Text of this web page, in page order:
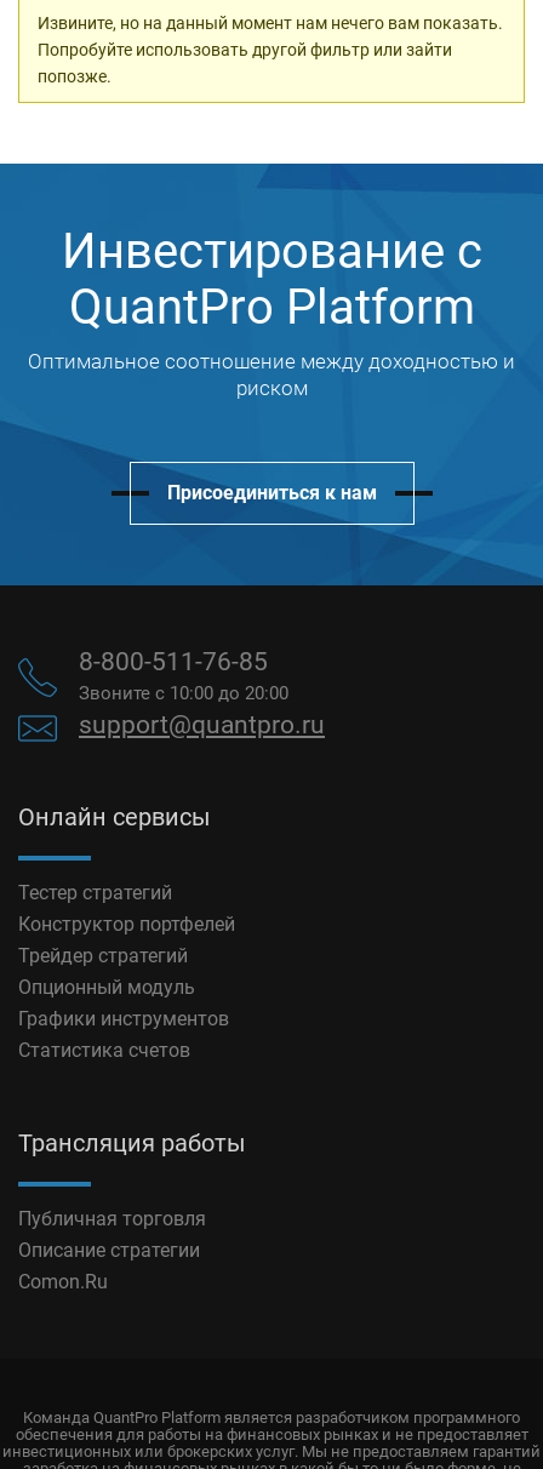
Извините, но на данный момент нам нечего вам показать.
Попробуйте использовать другой фильтр или зайти
попозже.
Инвестирование с
QuantPro Platform
Оптимальное соотношение между доходностью и
риском
Присоединиться к нам
8-800-511-76-85
Звоните с 10:00 до 20:00
support@quantpro.ru
Онлайн сервисы
Тестер стратегий
Конструктор портфелей
Трейдер стратегий
Опционный модуль
Графики инструментов
Статистика счетов
Трансляция работы
Публичная торговля
Описание стратегии
Comon.Ru
Команда QuantPro Platform является разработчиком программного
обеспечения для работы на финансовых рынках и не предоставляет
инвестиционных или брокерских услуг. Мы не предоставляем гарантий